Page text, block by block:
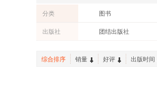
分类 图书
出版社 团结出版社
综合排序 销量 好评 出版时间